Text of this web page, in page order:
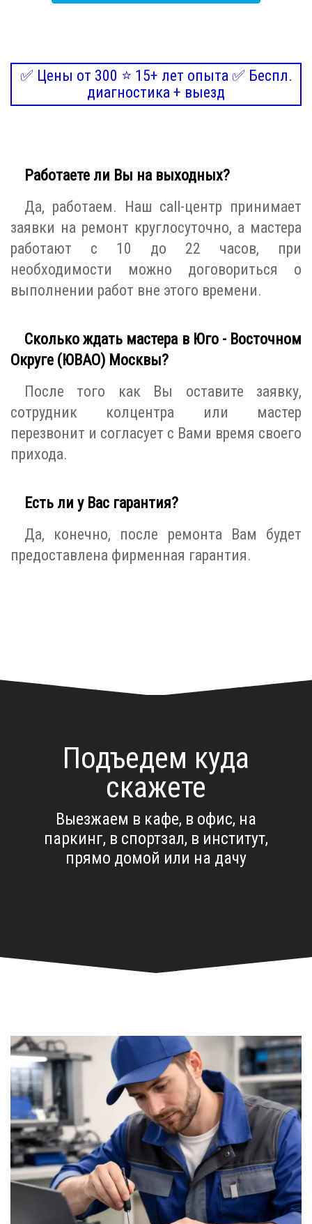
✅ Цены от 300 ⭐ 15+ лет опыта ✅ Беспл.
диагностика + выезд
Работаете ли Вы на выходных?
Да, работаем. Наш call-центр принимает
заявки на ремонт круглосуточно, а мастера
работают с 10 до 22 часов, при
необходимости можно договориться о
выполнении работ вне этого времени.
Сколько ждать мастера в Юго - Восточном
Округе (ЮВАО) Москвы?
После того как Вы оставите заявку,
сотрудник колцентра или мастер
перезвонит и согласует с Вами время своего
прихода.
Есть ли у Вас гарантия?
Да, конечно, после ремонта Вам будет
предоставлена фирменная гарантия.
Подъедем куда
скажете
Выезжаем в кафе, в офис, на
паркинг, в спортзал, в институт,
прямо домой или на дачу